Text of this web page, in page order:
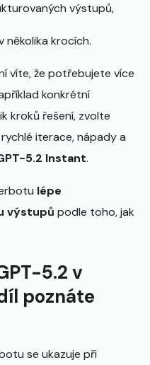
výstupů,
několika krocích.
víte, že potřebujete více
konkrétní
kroků řešení, zvolte
iterace, nápady a
5.2 Instant.
lépe
výstupů podle toho, jak
5.2 v
poznáte
se ukazuje při